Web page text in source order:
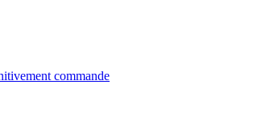
commande